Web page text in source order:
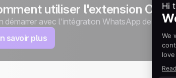
utiliser l'extension
démarrer avec l'intégration WhatsApp de
savoir plus